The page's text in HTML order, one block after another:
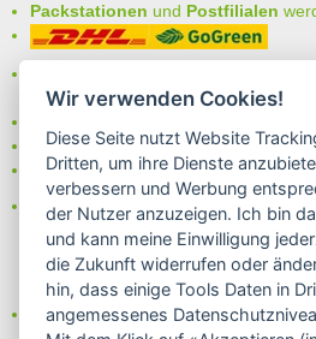
Packstationen und Postfilialen
auswählen:
- Rechnung
- Lastschrift/Bankeinzug
Das Internetsiegel "GEPRÜFTER
Partner von:
Wir verwenden Cookies!
Diese Seite nutzt Website
Dritten, um ihre Dienste
verbessern und Werbung
der Nutzer anzuzeigen. Ich bin
und kann meine Einwilligung
die Zukunft widerrufen oder
hin, dass einige Tools Daten in
angemessenes